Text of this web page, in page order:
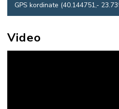
GPS kordinate (40.144751,-
Video